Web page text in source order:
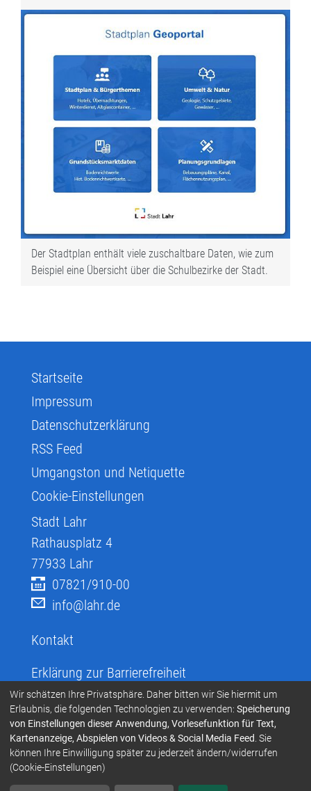
Der Stadtplan enthält viele zuschaltbare Daten, wie zum
Beispiel eine Übersicht über die Schulbezirke der Stadt.
Startseite
Impressum
Datenschutzerklärung
RSS Feed
Umgangston und Netiquette
Cookie-Einstellungen
Stadt Lahr
Rathausplatz 4
77933 Lahr
07821/910-00
info@lahr.de
Kontakt
Erklärung zur Barrierefreiheit
Infos zur Barrierefreiheit
Infos in leichter Sprache
Infos zur Gebärdensprache
Übersetzen und Vorlesen
Wir schätzen Ihre Privatsphäre. Daher bitten wir Sie hiermit um
Erlaubnis, die folgenden Technologien zu verwenden: Speicherung
von Einstellungen dieser Anwendung, Vorlesefunktion für Text,
Kartenanzeige, Abspielen von Videos & Social Media Feed. Sie
können Ihre Einwilligung später zu jederzeit ändern/widerrufen
(Cookie-Einstellungen)